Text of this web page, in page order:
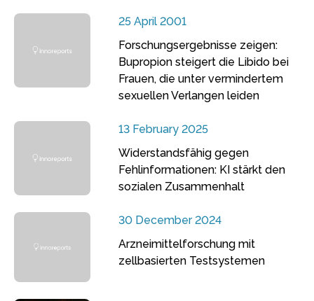
25 April 2001
Forschungsergebnisse zeigen:
Bupropion steigert die Libido bei
Frauen, die unter vermindertem
sexuellen Verlangen leiden
13 February 2025
Widerstandsfähig gegen
Fehlinformationen: KI stärkt den
sozialen Zusammenhalt
30 December 2024
Arzneimittelforschung mit
zellbasierten Testsystemen